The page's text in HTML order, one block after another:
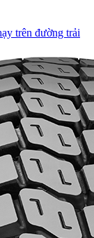
trên đường trải